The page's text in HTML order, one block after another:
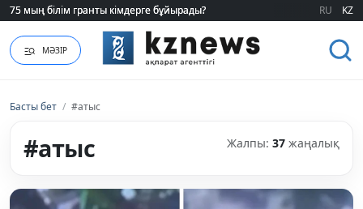
75 мың білім гранты кімдерге бұйырады?
75 мың білім гранты кімдерге бұйырады? RU KZ
МӘЗІР
Басты бет / #атыс
#атыс Жалпы: 37 жаңалық